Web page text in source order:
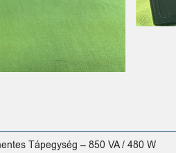
Tápegység – 850 VA / 480 W